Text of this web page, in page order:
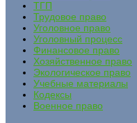
ТГП
Трудовое право
Уголовное право
Уголовный процесс
Финансовое право
Хозяйственное право
Экологическое право
Учебные материалы
Кодексы
Военное право